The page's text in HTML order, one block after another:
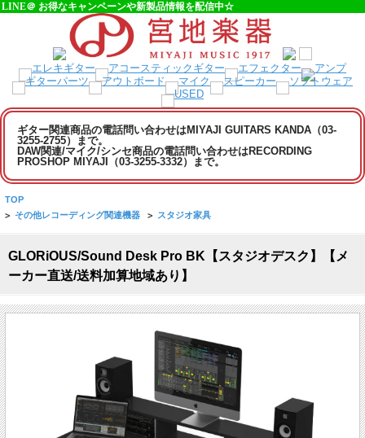
LINE＠ お得なキャンペーンや新製品情報を配信中☆
ギター関連商品の電話問い合わせはMIYAJI GUITARS KANDA（03-
3255-2755）まで。
DAW関連/マイク/シンセ商品の電話問い合わせはRECORDING
PROSHOP MIYAJI（03-3255-3332）まで。
TOP
> その他レコーディング関連機器 > スタジオ家具
GLORiOUS/Sound Desk Pro BK【スタジオデスク】【メ
ーカー直送/送料加算地域あり】